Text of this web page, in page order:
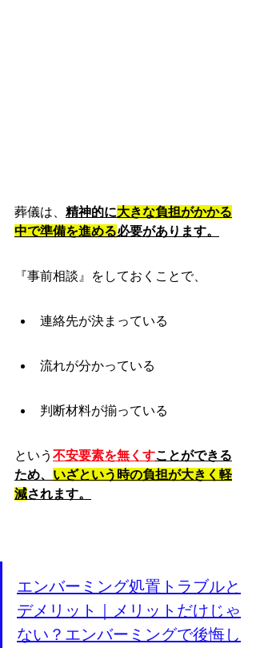
葬儀は、 精神的に大きな負担がかかる
中で準備を進める必要があります。
『事前相談』をしておくことで、
連絡先が決まっている
流れが分かっている
判断材料が揃っている
という 不安要素を無くすことができる
ため、 いざという時の負担が大きく軽
減されます。
エンバーミング処置トラブルと
デメリット｜メリットだけじゃ
ない？エンバーミングで後悔し